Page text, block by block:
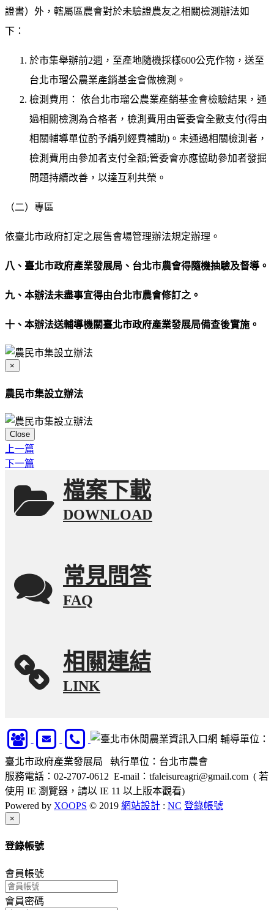
證書）外，轄屬區農會對於未驗證農友之相關檢測辦法如
下：
於市集舉辦前2週，至產地隨機採樣600公克作物，送至
台北市瑠公農業產銷基金會做檢測。
檢測費用： 依台北市瑠公農業產銷基金會檢驗結果，通
過相關檢測為合格者，檢測費用由管委會全數支付(得由
相關輔導單位酌予編列經費補助)。未通過相關檢測者，
檢測費用由參加者支付全額;管委會亦應協助參加者發掘
問題持續改善，以達互利共榮。
（二）專區
依臺北市政府訂定之展售會場管理辦法規定辦理。
八、臺北市政府產業發展局、台北市農會得隨機抽驗及督導。
九、本辦法未盡事宜得由台北市農會修訂之。
十、本辦法送輔導機關臺北市政府產業發展局備查後實施。
×
農民市集設立辦法
Close
上一篇
下一篇
檔案下載
DOWNLOAD
常見問答
FAQ
相關連結
LINK
輔導單位：
臺北市政府產業發展局 執行單位：台北市農會
服務電話：02-2707-0612 E-mail：tfaleisureagri@gmail.com ( 若
使用 IE 瀏覽器，請以 IE 11 以上版本觀看)
Powered by XOOPS © 2019 網站設計 : NC 登錄帳號
×
登錄帳號
會員帳號
會員密碼